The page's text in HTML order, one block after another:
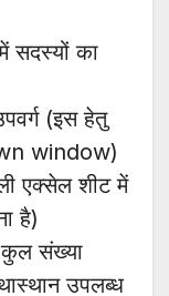
सदस्यों का
(इस हेतु
window)
एक्सेल शीट में
है)
संख्या
उपलब्ध